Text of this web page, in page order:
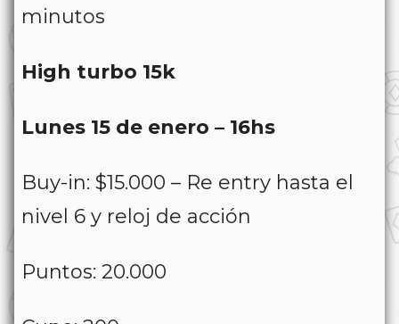
minutos
High turbo 15k
Lunes 15 de enero – 16hs
Buy-in: $15.000 – Re entry hasta el
nivel 6 y reloj de acción
Puntos: 20.000